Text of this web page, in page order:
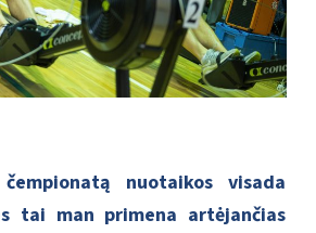
nuotaikos visada
tai man primena artėjančias